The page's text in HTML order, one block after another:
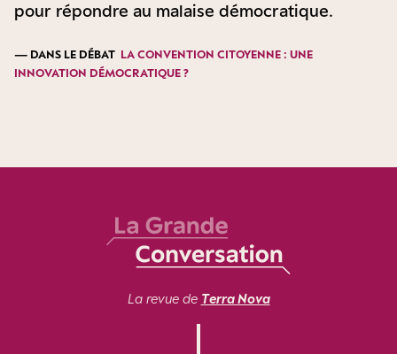
pour répondre au malaise démocratique.
— DANS LE DÉBAT LA CONVENTION CITOYENNE : UNE
INNOVATION DÉMOCRATIQUE ?
La revue de Terra Nova